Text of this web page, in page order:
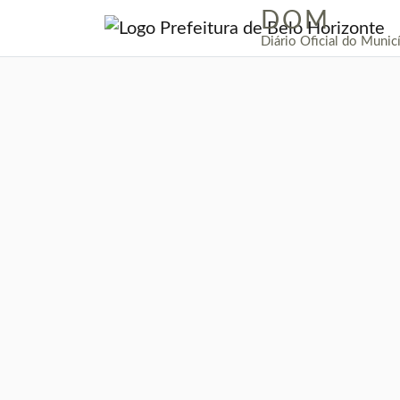
| DOM
Diário Oficial do